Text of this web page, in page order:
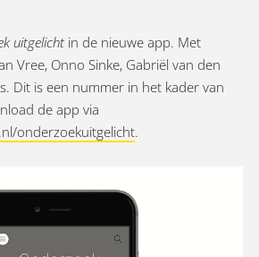
uitgelichtin de nieuwe app. Met
Vree, Onno Sinke, Gabriël van den
Dit is een nummer in het kader van
de app via
onderzoekuitgelicht.